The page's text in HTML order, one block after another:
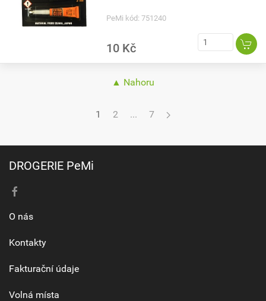
PeMi kód: 751240
10 Kč
▲ Nahoru
1 2 ... 7
DROGERIE PeMi
O nás
Kontakty
Fakturační údaje
Volná místa